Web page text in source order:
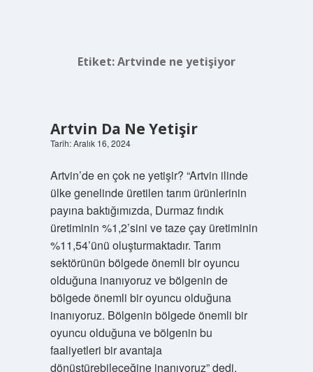
Etiket:Artvinde ne yetişiyor
Artvin Da Ne Yetişir
Tarih: Aralık 16, 2024
Artvin’de en çok ne yetişir? “Artvin ilinde
ülke genelinde üretilen tarım ürünlerinin
payına baktığımızda, Durmaz fındık
üretiminin %1,2’sini ve taze çay üretiminin
%11,54’ünü oluşturmaktadır. Tarım
sektörünün bölgede önemli bir oyuncu
olduğuna inanıyoruz ve bölgenin de
bölgede önemli bir oyuncu olduğuna
inanıyoruz. Bölgenin bölgede önemli bir
oyuncu olduğuna ve bölgenin bu
faaliyetleri bir avantaja
dönüştürebileceğine inanıyoruz” dedi.